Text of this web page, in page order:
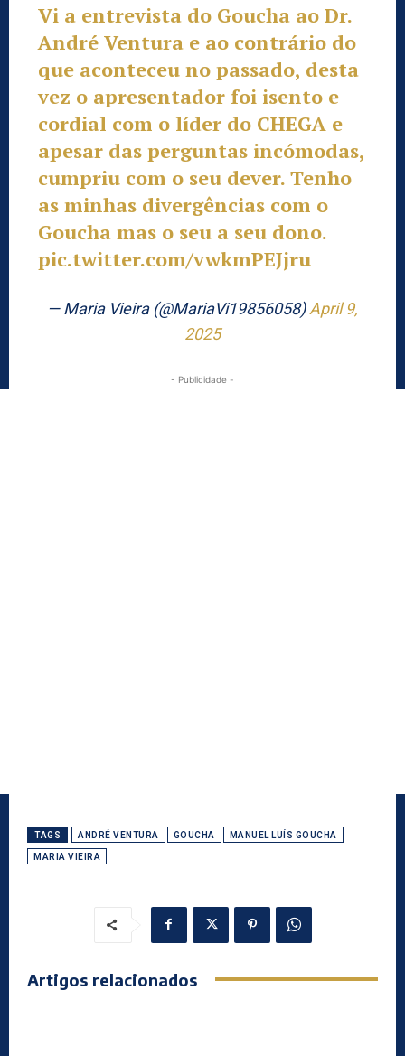
Vi a entrevista do Goucha ao Dr.
André Ventura e ao contrário do
que aconteceu no passado, desta
vez o apresentador foi isento e
cordial com o líder do CHEGA e
apesar das perguntas incómodas,
cumpriu com o seu dever. Tenho
as minhas divergências com o
Goucha mas o seu a seu dono.
pic.twitter.com/vwkmPEJjru
— Maria Vieira (@MariaVi19856058)April 9,
2025
- Publicidade -
TAGS ANDRÉ VENTURA GOUCHA MANUEL LUÍS GOUCHA
MARIA VIEIRA
Artigos relacionados